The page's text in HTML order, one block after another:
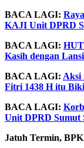
BACA LAGI:
KAJI Unit DPRD
BACA LAGI:
Kasih dengan
BACA LAGI: Aksi
Fitri 1438 H itu
BACA LAGI:
Unit DPRD Sumut
Jatuh Termin,